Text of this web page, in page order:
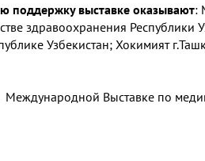
поддержку выставке оказывают:
здравоохранения Республики
Узбекистан; Хокимият
Международной Выставке по